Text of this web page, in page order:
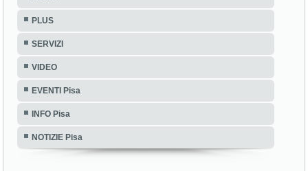
PLUS
SERVIZI
VIDEO
EVENTI Pisa
INFO Pisa
NOTIZIE Pisa